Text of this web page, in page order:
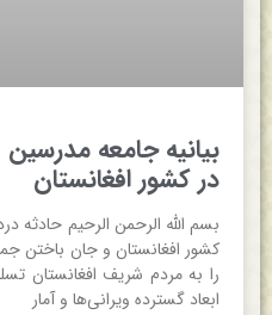
بیانیه جامعه مدرسین
در کشور افغانستان
بسم الله الرحمن الرحیم حادثه
کشور افغانستان و جان باختن
را به مردم شریف افغانستان
ابعاد گسترده ویرانی‌ها و آمار